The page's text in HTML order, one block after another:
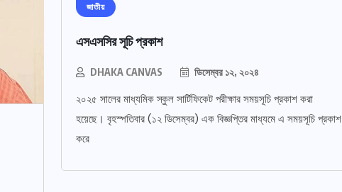
জাতীয়
এসএসসির সূচি প্রকাশ
DHAKA CANVAS ডিসেম্বর ১২, ২০২৪
২০২৫ সালের মাধ্যমিক স্কুল সার্টিফিকেট পরীক্ষার সময়সূচি প্রকাশ করা
হয়েছে। বৃহস্পতিবার (১২ ডিসেম্বর) এক বিজ্ঞপ্তির মাধ্যমে এ সময়সূচি প্রকাশ
করে